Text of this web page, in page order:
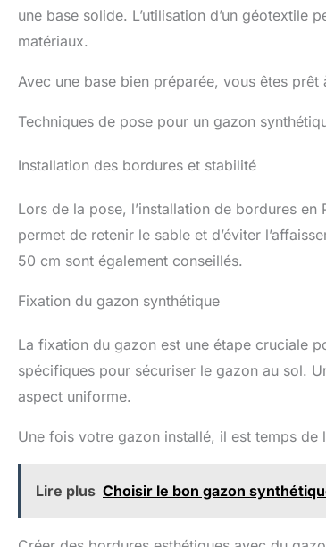
une base solide. L’utilisation d’un géotextile
matériaux.
Avec une base bien préparée, vous êtes
Techniques de pose pour un gazon
Installation des bordures et stabilité
Lors de la pose, l’installation de bordures
permet de retenir le sable et d’éviter
50 cm sont également conseillés.
Fixation du gazon synthétique
La fixation du gazon est une étape cruciale
spécifiques pour sécuriser le gazon au sol.
aspect uniforme.
Une fois votre gazon installé, il est temps
Lire plus Choisir le bon gazon